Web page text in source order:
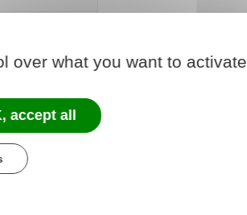
du
over what you want to activate
accept all